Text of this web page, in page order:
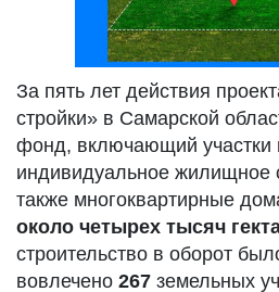
За пять лет действия
стройки» в Самарской
фонд, включающий участки
индивидуальное жилищное
также многоквартирные
около четырех тысяч
строительство в оборот
вовлечено 267 земельных